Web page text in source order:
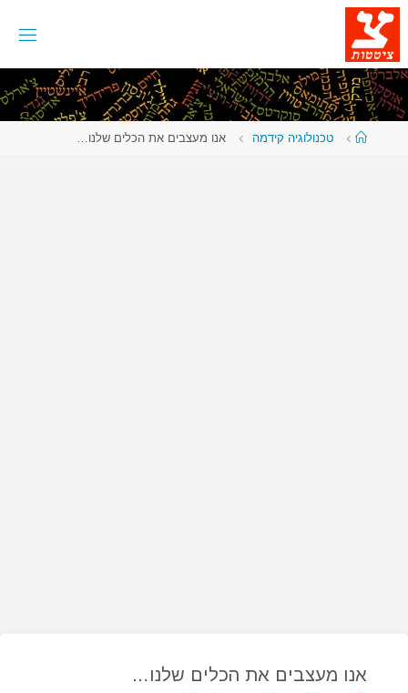
דלגו
לתוכן
עמודטכנולוגיה קידמה אנו מעצבים את הכלים שלנו…
אנו מעצבים את הכלים שלנו…